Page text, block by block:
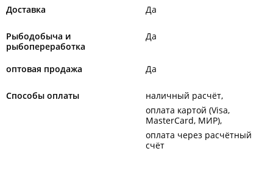
Доставка Да
Рыбодобыча и
рыбопереработка
Да
оптовая продажа Да
Способы оплаты
наличный расчёт
оплата картой (Visa,
MasterCard, МИР)
оплата через расчётный
счёт